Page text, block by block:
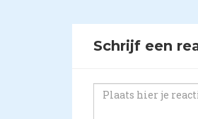
Schrijf een